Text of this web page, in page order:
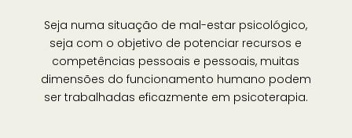
Seja numa situação de mal-estar psicológico,
seja com o objetivo de potenciar recursos e
competências pessoais e pessoais, muitas
dimensões do funcionamento humano podem
ser trabalhadas eficazmente em psicoterapia.